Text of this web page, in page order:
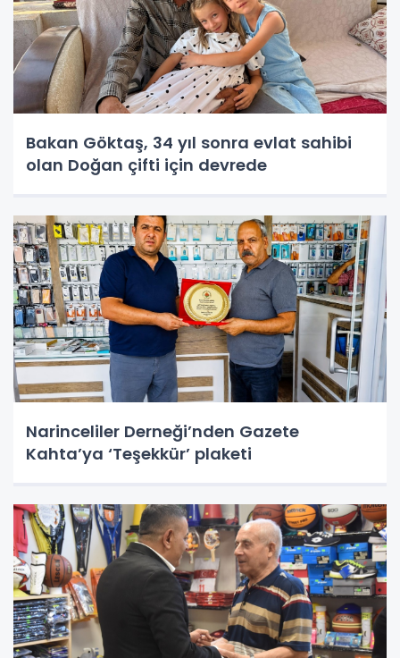
Bakan Göktaş, 34 yıl sonra evlat sahibi
olan Doğan çifti için devrede
Narinceliler Derneği’nden Gazete
Kahta’ya ‘Teşekkür’ plaketi